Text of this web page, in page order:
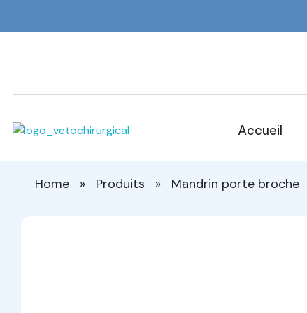
Accueil
Home » Produits » Mandrin porte broche